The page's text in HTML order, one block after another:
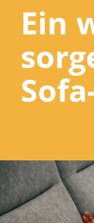
Ein